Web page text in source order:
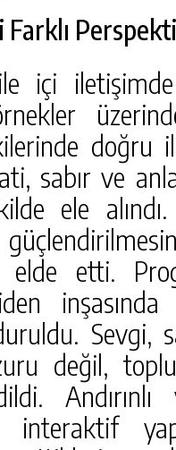
içi
doğru
sabır ve
ele
elde etti.
Sevgi,
değil,
interaktif